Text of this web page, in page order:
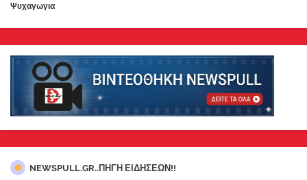
Ψυχαγωγια
NEWSPULL.GR..ΠΗΓΗ ΕΙΔΗΣΕΩΝ!!